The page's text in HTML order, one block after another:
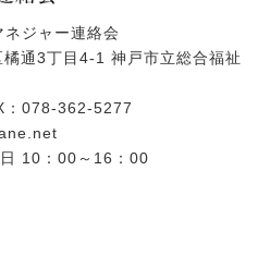
ジャー連絡会
通3丁目4-1 神戸市立総合福祉
078-362-5277
10：00～16：00